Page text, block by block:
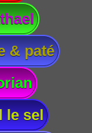
& paté
le sel